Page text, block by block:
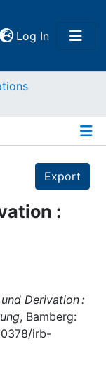
Log In(current)
Export
:
Derivation :
, Bamberg:
irb-